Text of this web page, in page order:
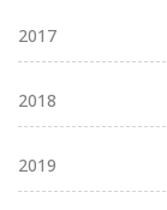
2017
2018
2019